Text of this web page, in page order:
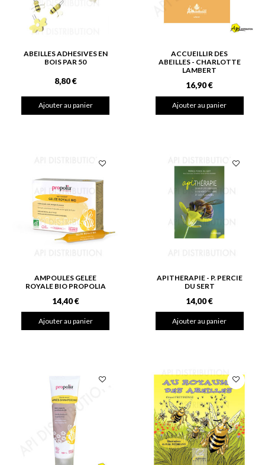
ABEILLES ADHESIVES EN
BOIS PAR 50
8,80 €
Ajouter au panier
ACCUEILLIR DES
ABEILLES - CHARLOTTE
LAMBERT
16,90 €
Ajouter au panier
AMPOULES GELEE
ROYALE BIO PROPOLIA
14,40 €
Ajouter au panier
APITHERAPIE - P. PERCIE
DU SERT
14,00 €
Ajouter au panier